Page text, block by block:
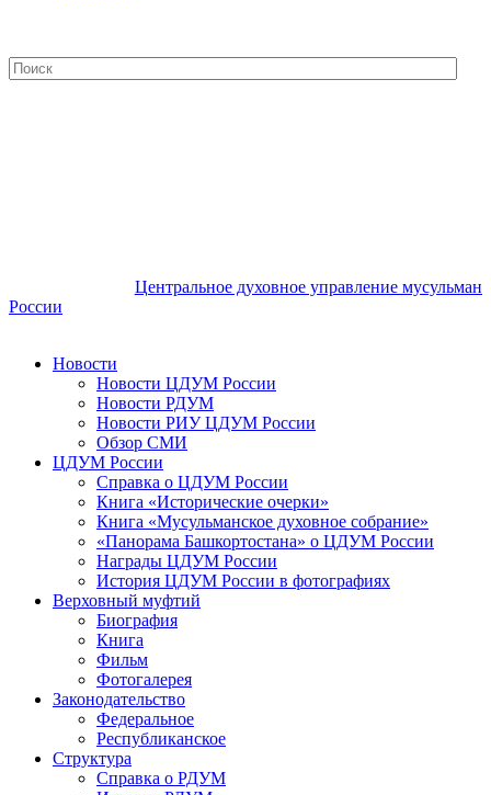
Центральное духовное управление мусульман
России
Новости
Новости ЦДУМ России
Новости РДУМ
Новости РИУ ЦДУМ России
Обзор СМИ
ЦДУМ России
Справка о ЦДУМ России
Книга «Исторические очерки»
Книга «Мусульманское духовное собрание»
«Панорама Башкортостана» о ЦДУМ России
Награды ЦДУМ России
История ЦДУМ России в фотографиях
Верховный муфтий
Биография
Книга
Фильм
Фотогалерея
Законодательство
Федеральное
Республиканское
Структура
Справка о РДУМ